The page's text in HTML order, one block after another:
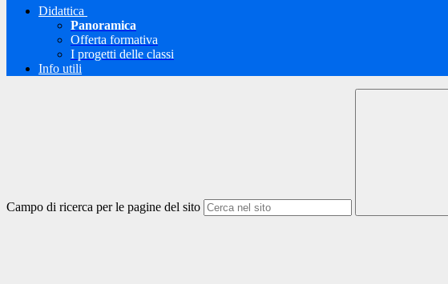
Didattica
Panoramica
Offerta formativa
I progetti delle classi
Info utili
Campo di ricerca per le pagine del sito